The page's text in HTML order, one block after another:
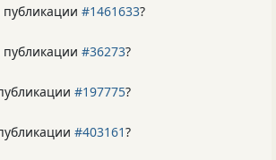
публикации #1461633?
публикации #36273?
#197775?
#403161?